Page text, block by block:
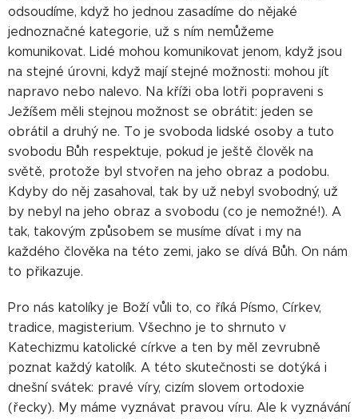
odsoudíme, když ho jednou zasadíme do nějaké
jednoznačné kategorie, už s ním nemůžeme
komunikovat. Lidé mohou komunikovat jenom, když jsou
na stejné úrovni, když mají stejné možnosti: mohou jít
napravo nebo nalevo. Na kříži oba lotři popraveni s
Ježíšem měli stejnou možnost se obrátit: jeden se
obrátil a druhý ne. To je svoboda lidské osoby a tuto
svobodu Bůh respektuje, pokud je ještě člověk na
světě, protože byl stvořen na jeho obraz a podobu.
Kdyby do něj zasahoval, tak by už nebyl svobodný, už
by nebyl na jeho obraz a svobodu (co je nemožné!). A
tak, takovým způsobem se musíme dívat i my na
každého člověka na této zemi, jako se dívá Bůh. On nám
to přikazuje.
Pro nás katolíky je Boží vůli to, co říká Písmo, Církev,
tradice, magisterium. Všechno je to shrnuto v
Katechizmu katolické církve a ten by měl zevrubně
poznat každý katolík. A této skutečnosti se dotýká i
dnešní svátek: pravé víry, cizím slovem ortodoxie
(řecky). My máme vyznávat pravou víru. Ale k vyznávání